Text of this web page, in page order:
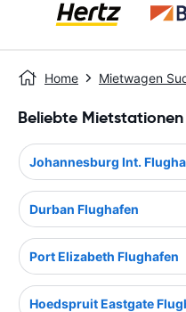
Home Mietwagen
Beliebte
Johannesburg Int.
Durban Flughafen
Port Elizabeth Flughafen
Hoedspruit Eastgate